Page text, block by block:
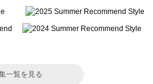
一覧を見る